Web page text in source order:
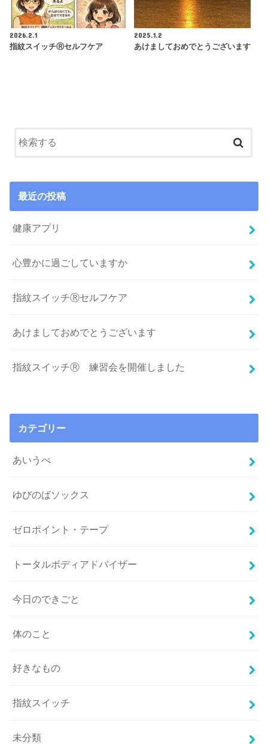
2026.2.1
指紋スイッチⓇセルフケア
2025.1.2
あけましておめでとうございます
最近の投稿
健康アプリ
心豊かに過ごしていますか
指紋スイッチⓇセルフケア
あけましておめでとうございます
指紋スイッチⓇ 練習会を開催しました
カテゴリー
あいうべ
ゆびのばソックス
ゼロポイント・テープ
トータルボディアドバイザー
今日のできごと
体のこと
好きなもの
指紋スイッチ
未分類